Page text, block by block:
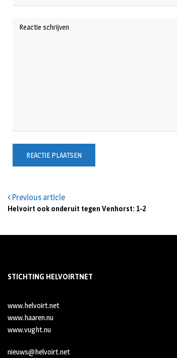
Previous article
Helvoirt ook onderuit tegen Venhorst: 1-2
STICHTING HELVOIRTNET
www.helvoirt.net
www.haaren.nu
www.vught.nu
nieuws@helvoirt.net